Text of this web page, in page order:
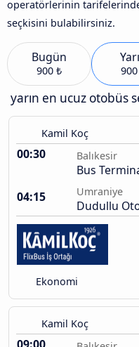
operatörlerinin
seçkisini bulabilirsiniz.
Bugün
900 ₺
yarın en ucuz otobüs
Kamil Koç
00:30 Balıkesir
Bus
04:15
Umraniye
Dudullu
Ekonomi
Kamil Koç